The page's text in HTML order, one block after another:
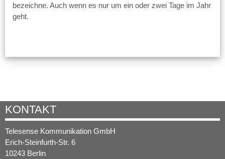
bezeichne. Auch wenn es nur um ein oder zwei Tage im Jahr
geht.
KONTAKT
Telesense Kommunikation GmbH
Erich-Steinfurth-Str. 6
10243 Berlin